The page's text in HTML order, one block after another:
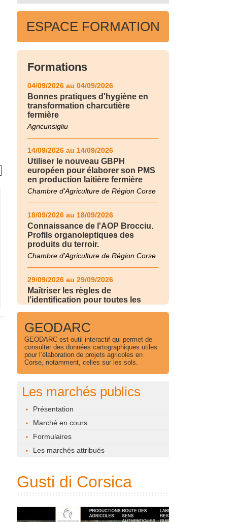
ESPACE FORMATION
Formations
04/09/2026 au 04/09/2026
Bonnes pratiques d'hygiène en
transformation charcutière
fermière
Agricunsigliu
14/09/2026 au 14/09/2026
Utiliser le nouveau GBPH
européen pour élaborer son PMS
en production laitière fermière
Chambre d'Agriculture de Région Corse
18/09/2026 au 18/09/2026
Connaissance de l'AOP Brocciu.
Profils organoleptiques des
produits du terroir.
Chambre d'Agriculture de Région Corse
29/09/2026 au 29/09/2026
Maîtriser les règles de
l’identification pour toutes les
30/09/2026 au 30/09/2026
Maîtriser les règles de
l’identification pour toutes les
filières d’élevage
Chambre d'Agriculture de Région Corse
24/11/2026 au 24/11/2026
Gérer et piloter l'irrigation de son
Chambre d'Agriculture de Région Corse
GEODARC
GEODARC est outil interactif qui permet de
consulter des données cartographiques utiles
pour l’élaboration de projets agricoles en
Corse, notamment, celles sur les sols.
Les marchés publics
Présentation
Marché en cours
Formulaires
Les marchés attribués
Gusti di Corsica